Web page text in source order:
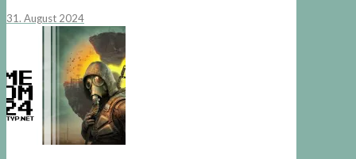
31. August 2024